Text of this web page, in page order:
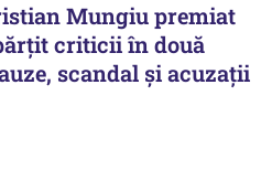
Mungiu premiat
criticii în două
scandal și acuzații